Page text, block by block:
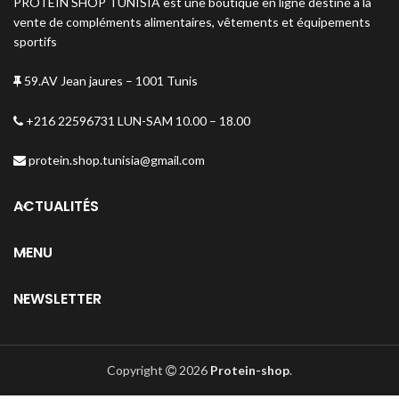
globale.
vente de compléments alimentaires, vêtements et équipements
sportifs
59.AV Jean jaures – 1001 Tunis
+216 22596731 LUN-SAM 10.00 – 18.00
protein.shop.tunisia@gmail.com
ACTUALITÉS
MENU
NEWSLETTER
Copyright 2026 Protein-shop.